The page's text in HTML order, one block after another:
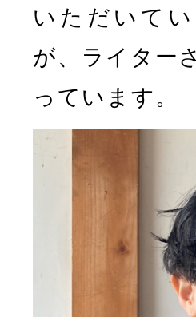
いただいて
が、ライター
っています。